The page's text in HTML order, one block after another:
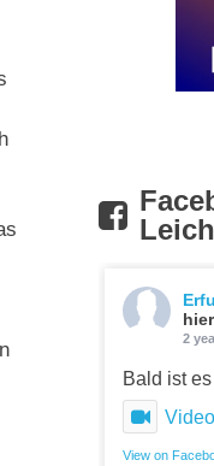
2
Bald ist
Video
View on